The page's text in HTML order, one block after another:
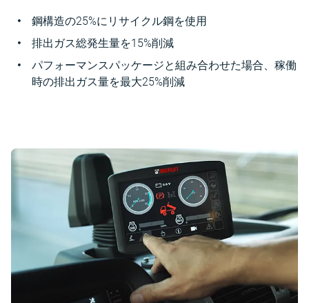
鋼構造の25%にリサイクル鋼を使用
排出ガス総発生量を15%削減
パフォーマンスパッケージと組み合わせた場合、稼働
時の排出ガス量を最大25%削減